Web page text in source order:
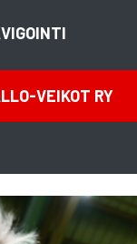
VEIKOT RY